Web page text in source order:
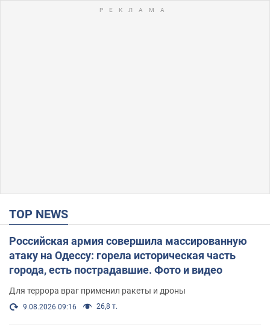
TOP NEWS
Российская армия совершила массированную
атаку на Одессу: горела историческая часть
города, есть пострадавшие. Фото и видео
Для террора враг применил ракеты и дроны
9.08.2026 09:16 26,8 т.